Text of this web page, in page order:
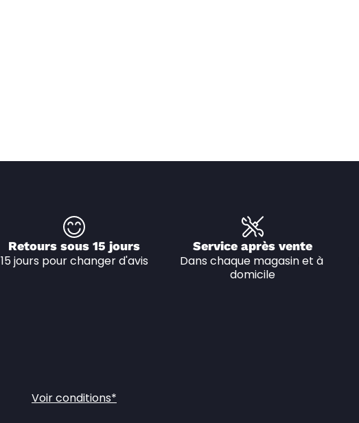
Retours sous 15 jours
15 jours pour changer d'avis
Service après vente
Dans chaque magasin et à
domicile
Voir conditions*